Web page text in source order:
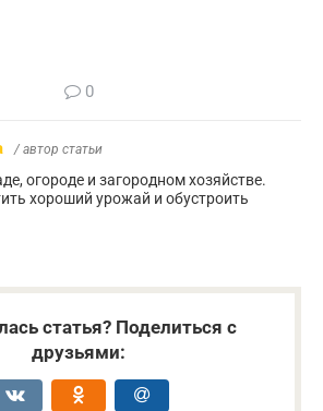
0
/ автор статьи
огороде и загородном хозяйстве.
хороший урожай и обустроить
статья? Поделиться с
друзьями: